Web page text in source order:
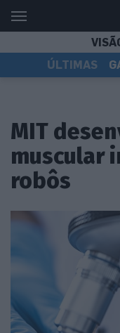
ÚLTIMAS
MIT
muscular
robôs